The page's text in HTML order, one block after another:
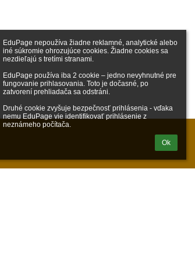
EduPage nepoužíva žiadne reklamné, analytické alebo
iné súkromie ohrozujúce cookies. Žiadne cookies sa
nezdieľajú s tretími stranami.
EduPage používa iba 2 cookie – jedno nevyhnutné pre
fungovanie prihlasovania. Toto je dočasné, po
zatvorení prehliadača sa odstráni.
Druhé cookie zvyšuje bezpečnosť prihlásenia - vďaka
nemu EduPage vie identifikovať prihlásenie z
neznámeho počítača.
Ok